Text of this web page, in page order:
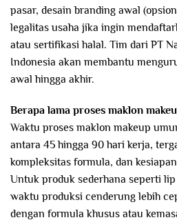
pasar, desain branding awal
legalitas usaha jika ingin
atau sertifikasi halal. Tim dari PT
Indonesia akan membantu
awal hingga akhir.
Berapa lama proses maklon
Waktu proses maklon makeup
antara 45 hingga 90 hari kerja,
kompleksitas formula, dan
Untuk produk sederhana seperti
waktu produksi cenderung lebih
dengan formula khusus atau